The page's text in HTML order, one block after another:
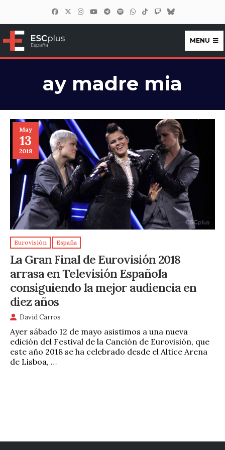
ESCplus España
MENU
ay madre mia
May
13
2018
Eurovisión España
La Gran Final de Eurovisión 2018
arrasa en Televisión Española
consiguiendo la mejor audiencia en
diez años
David Carros
Ayer sábado 12 de mayo asistimos a una nueva
edición del Festival de la Canción de Eurovisión, que
este año 2018 se ha celebrado desde el Altice Arena
de Lisboa, …